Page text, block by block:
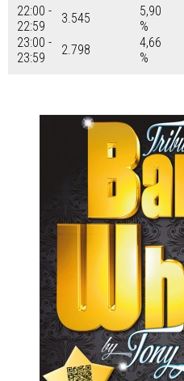
22:00 -
22:59
3.545
5,90
%
23:00 -
23:59
2.798
4,66
%